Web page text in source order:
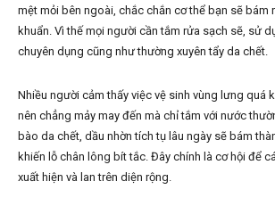
mệt mỏi bên ngoài, chắc chắn cơ thể bạn sẽ bám
khuẩn. Vì thế mọi người cần tắm rửa sạch sẽ, sử
chuyên dụng cũng như thường xuyên tẩy da chết.
Nhiều người cảm thấy việc vệ sinh vùng lưng quá
nên chẳng mảy may đến mà chỉ tắm với nước
bào da chết, dầu nhờn tích tụ lâu ngày sẽ bám
khiến lỗ chân lông bít tắc. Đây chính là cơ hội để
xuất hiện và lan trên diện rộng.